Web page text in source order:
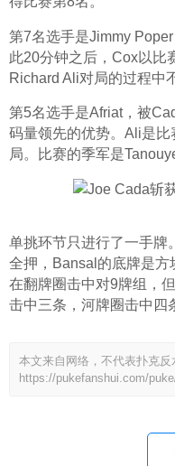
第7名选手是Jimmy
此20分钟之后，Cox以比
Richard Ali对局的过程中
第5名选手是Afriat，被
码量领先的优势。Ali是
局。比赛的季军是
单挑环节只进行了一手牌
全押，Bansal的底牌是方
在翻牌圈击中对9牌组，
击中三条，河牌圈击中四
本文来自网络，不代表扑克反
https://pukefanshui.com/